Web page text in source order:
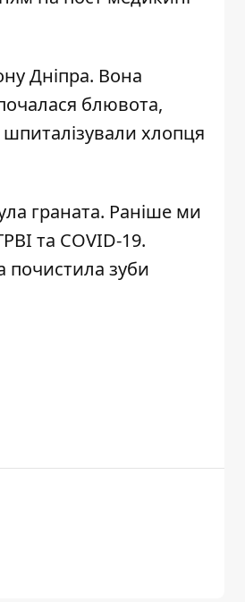
Дніпра. Вона
блювота,
хлопця
граната. Раніше ми
та COVID-19.
почистила зуби